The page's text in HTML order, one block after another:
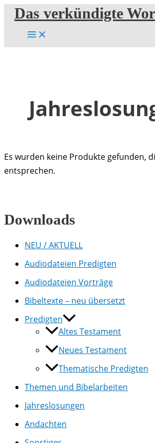
Zum
Inhalt
springen
Das verkündigte
Es wurden keine Produkte gefunden,
entsprechen.
Downloads
NEU / AKTUELL
Audiodateien Predigten
Audiodateien Vorträge
Bibeltexte – neu übersetzt
Predigten
Altes Testament
Neues Testament
Thematische Predigten
Themen und Bibelarbeiten
Jahreslosungen
Andachten